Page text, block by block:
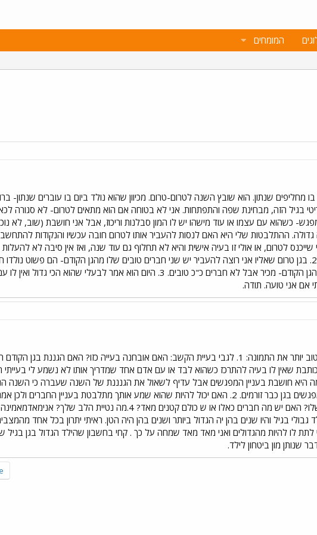
המומחים
שנתון. הוא שובץ השנה לטרום-טרום. מכיוון שהוא נולד ביום בו עוברים שנתון-
לא בני 3)- נראה לי קריטי בגיל הזה, מבחינת שפה והתפתחות. אני לא בטוחה אם הוא מתאים לטרום- לא
כשהוא עם עצמו או עוד מישהו יש לו המון סבלנות וריכוז, אבל אני חושבת (שוב, לא
שייכנס לטרום, או אולי זו בעיה אישית והיא לא תחלוף גם עוד שנה, ואז אין סיבה לא
כאלה כדי להקצין, כי זו שאלה שעולה בי. 2. בגן טרום שאליו אני רוצה להעביר יש שני חברים טובים שלו מהגן הקודם- הם
יותר קל, אולי. עכשיו הוא עם ילדה אחת מהגן הקודם- מכיר אבל לא חברים כ"כ טובים. 3. היום
אם אני טועה. תודה.
כמה שאלות לי אלייך כדי שנוכל להבין טוב יותר את התמונה: 1. לגבי בעיית הקשב: האם אובחנה בעייה
כותבת שאין לו בעיה להתרכז כשהוא לבד או עם אדם אחד שמדריך אותו לא נשמע לי
היא חושבת בעניין המפגשים אבל עדיף לשאול את הגנננת של השנה שעברה כי השנה
בגן יש בטווח של 1-4 חודשים מהגיל שלו? האם יש מה חברים כאלו או ש כולם
בגיל והיו שנים בהן יה הגדול ביותר ושנים בהן היה הטן. ראיתי יתרון בכל אחד
לו להיות מהגדולים ואני מאד מאד שמחה על כך . קחי בחשבון שהילד הגדול בגן בגיל
שנותן מון ביטחון לילד.